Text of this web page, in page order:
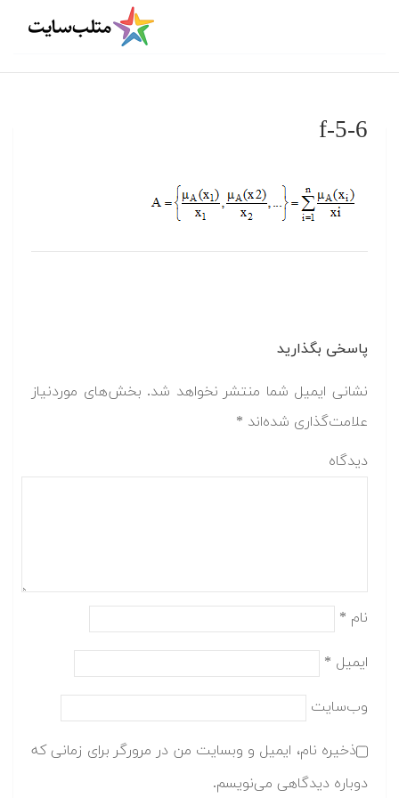
f-5-6
پاسخی بگذارید
نشانی ایمیل شما منتشر نخواهد شد. بخش‌های موردنیاز
علامت‌گذاری شده‌اند *
دیدگاه
نام *
ایمیل *
وب‌سایت
ذخیره نام، ایمیل و وبسایت من در مرورگر برای زمانی که
دوباره دیدگاهی می‌نویسم.